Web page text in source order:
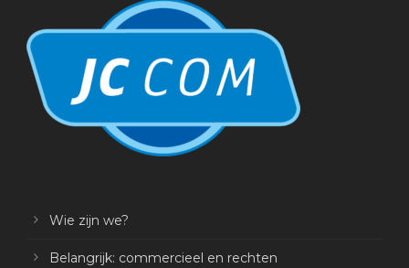
Wie zijn we?
Belangrijk: commercieel en rechten